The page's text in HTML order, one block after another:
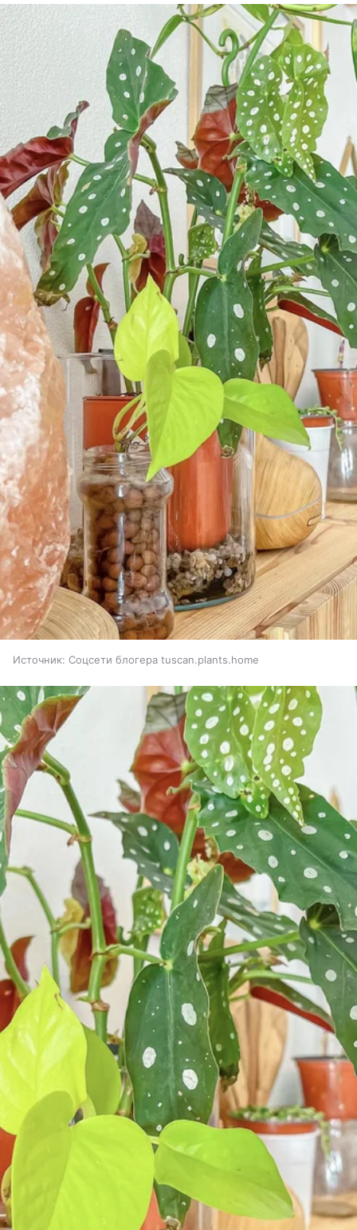
Источник: Соцсети блогера tuscan.plants.home